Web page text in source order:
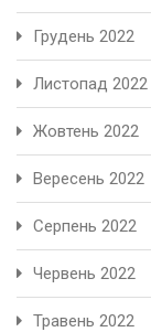
Грудень 2022
Листопад 2022
Жовтень 2022
Вересень 2022
Серпень 2022
Червень 2022
Травень 2022